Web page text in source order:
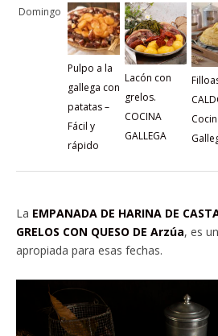
Domingo
Pulpo a la
gallega con
patatas –
Fácil y
rápido
Lacón con
grelos.
COCINA
GALLEGA
La EMPANADA DE HARINA DE
GRELOS CON QUESO DE Arzúa, es
apropiada para esas fechas.